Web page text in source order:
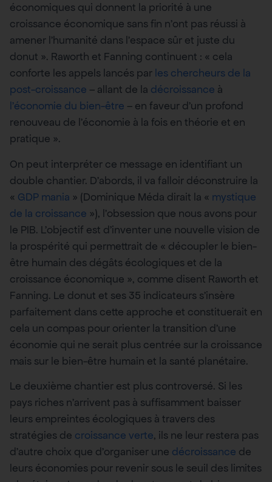
économiques qui donnent la priorité à une
croissance économique sans fin n’ont pas réussi à
amener l’humanité dans l’espace sûr et juste du
donut ». Raworth et Fanning continuent : « cela
conforte les appels lancés par les chercheurs de la
post-croissance – allant de la décroissance à
l’économie du bien-être – en faveur d’un profond
renouveau de l’économie à la fois en théorie et en
pratique ».
On peut interpréter ce message en identifiant un
double chantier. D’abords, il va falloir déconstruire la
« GDP mania » (Dominique Méda dirait la « mystique
de la croissance »), l’obsession que nous avons pour
le PIB. L’objectif est d’inventer une nouvelle vision de
la prospérité qui permettrait de « découpler le bien-
être humain des dégâts écologiques et de la
croissance économique », comme disent Raworth et
Fanning. Le donut et ses 35 indicateurs s’insère
parfaitement dans cette approche et constituerait en
cela un compas pour orienter la transition d’une
économie qui ne serait plus centrée sur la croissance
mais sur le bien-être humain et la santé planétaire.
Le deuxième chantier est plus controversé. Si les
pays riches n’arrivent pas à suffisamment baisser
leurs empreintes écologiques à travers des
stratégies de croissance verte, ils ne leur restera pas
d’autre choix que d’organiser une décroissance de
leurs économies pour revenir sous le seuil des limites